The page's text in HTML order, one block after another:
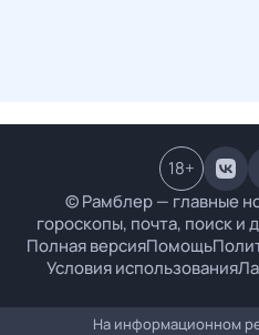
© Рамблер — главные
гороскопы, почта, поиск и
Полная версияПомощь
Условия использования
18+
На информационном